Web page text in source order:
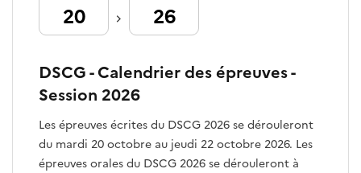
DSCG - Calendrier des épreuves -
Session 2026
Les épreuves écrites du DSCG 2026 se dérouleront
du mardi 20 octobre au jeudi 22 octobre 2026. Les
épreuves orales du DSCG 2026 se dérouleront à
20 26